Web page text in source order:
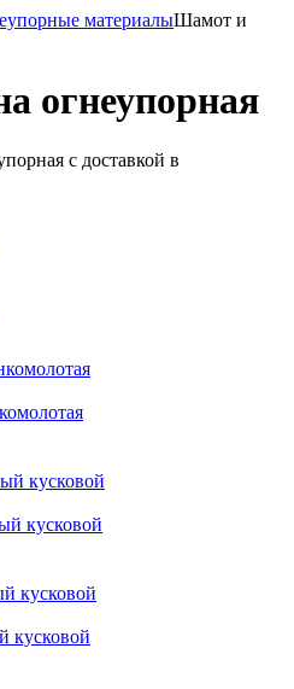
материалыШамот и
огнеупорная
с доставкой в
кусковой
кусковой